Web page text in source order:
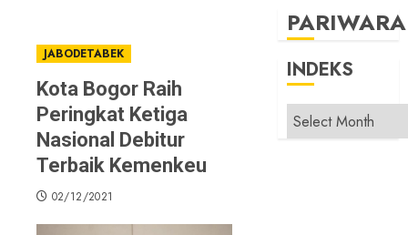
JABODETABEK
Kota Bogor Raih
Peringkat Ketiga
Nasional Debitur
Terbaik Kemenkeu
02/12/2021
PARIWARA
INDEKS
INDEKS